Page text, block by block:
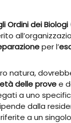
Ordini dei Biologi
per l’
natura,
delle provee
a uno
dalla
a un